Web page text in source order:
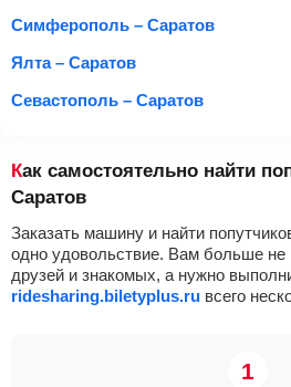
Симферополь – Саратов
Ялта – Саратов
Севастополь – Саратов
Как самостоятельно найти попутку Крым →
Саратов
Заказать машину и найти
одно удовольствие. Вам больше не
друзей и знакомых, а нужно
ridesharing.biletyplus.ru всего